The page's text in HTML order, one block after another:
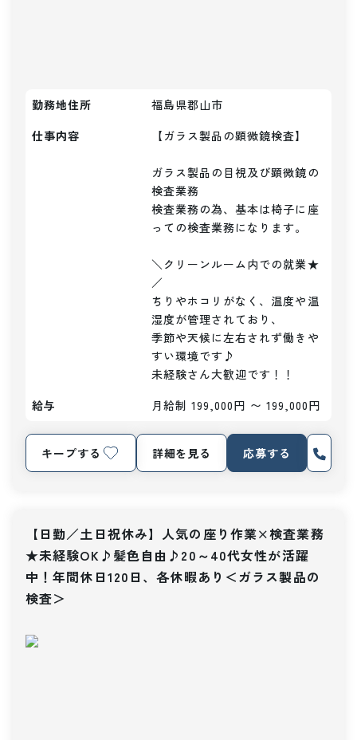
勤務地住所
福島県郡山市
仕事内容
【ガラス製品の顕微鏡検査】
ガラス製品の目視及び顕微鏡の
検査業務
検査業務の為、基本は椅子に座
っての検査業務になります。
＼クリーンルーム内での就業★
／
ちりやホコリがなく、温度や温
湿度が管理されており、
季節や天候に左右されず働きや
すい環境です♪
未経験さん大歓迎です！！
給与
月給制 199,000円 〜 199,000円
キープする 詳細を見る 応募する
【日勤／土日祝休み】人気の座り作業×検査業務
★未経験OK♪髪色自由♪20～40代女性が活躍
中！年間休日120日、各休暇あり＜ガラス製品の
検査＞